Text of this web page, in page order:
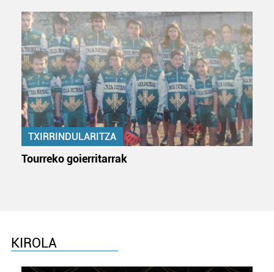
TXIRRINDULARITZA
Tourreko goierritarrak
KIROLA